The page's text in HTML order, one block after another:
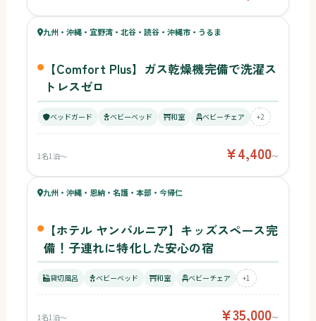
57ベビー
九州・沖縄・宜野湾・北谷・読谷・沖縄市・うるま
【Comfort Plus】ガス乾燥機完備で洗濯ス
トレスゼロ
ベッドガード ベビーベッド 和室 ベビーチェア +2
1名1泊〜 ¥4,400〜
57ベビー
54キッズ
九州・沖縄・恩納・名護・本部・今帰仁
【ホテル ヤンバルニア】キッズスペース完
備！子連れに特化した安心の宿
貸切風呂 ベビーベッド 和室 ベビーチェア +1
1名1泊〜 ¥35,000〜